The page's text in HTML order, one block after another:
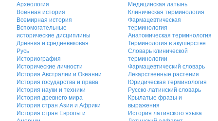
Археология
Военная история
Всемирная история
Вспомогательные
исторические дисциплины
Древняя и средневековая
Русь
Историография
Исторические личности
История Австралии и Океании
История государства и права
История науки и техники
История древнего мира
История стран Азии и Африки
История стран Европы и
Медицинская латынь
Клиническая терминология
Фармацевтическая
терминология
Анатомическая терминология
Терминология в акушерстве
Словарь клинической
терминологии
Фармацевтический словарь
Лекарственные растения
Юридическая терминология
Русско-латинский словарь
Крылатые фразы и
выражения
История латинского языка